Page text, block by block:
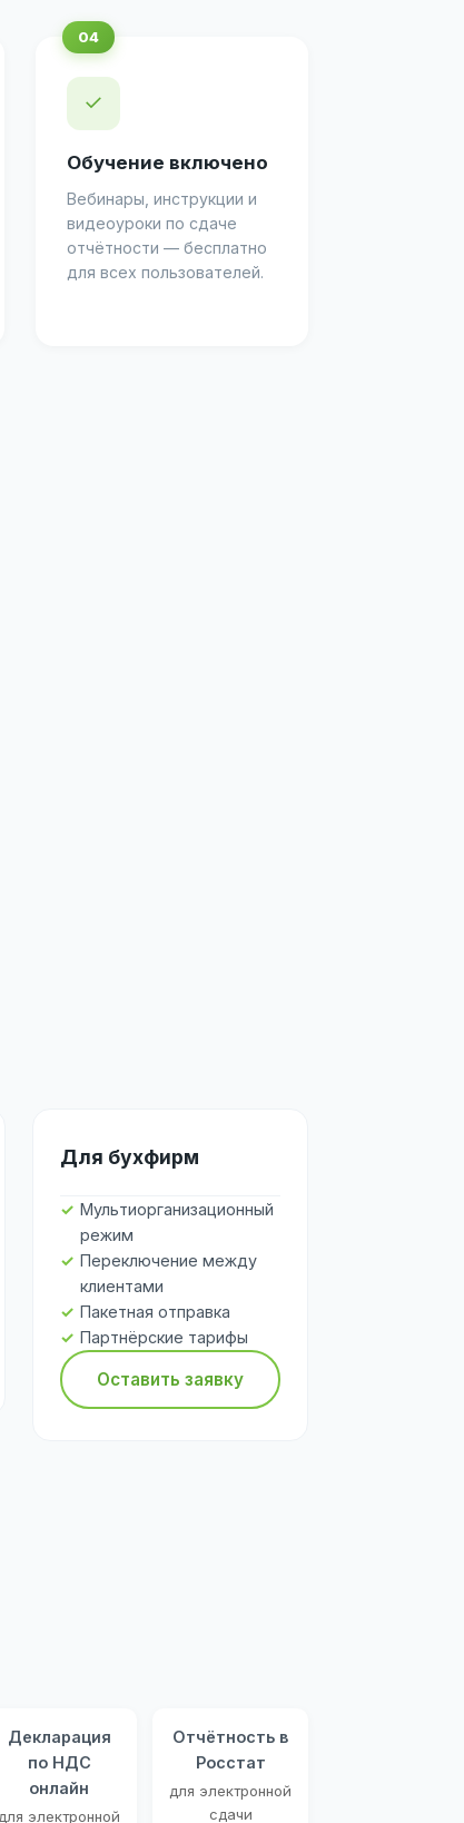
✓
Обучение включено
Вебинары, инструкции и
видеоуроки по сдаче
отчётности — бесплатно
для всех пользователей.
Для бухфирм
Мультиорганизационный
режим
Переключение между
клиентами
Пакетная отправка
Партнёрские тарифы
Оставить заявку
Декларация
по НДС
онлайн
электронной
Отчётность в
Росстат
для электронной
сдачи